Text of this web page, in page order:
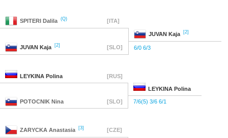
SPITERI Dalila (Q) [ITA]
JUVAN Kaja [2]
JUVAN Kaja [2] [SLO] 6/0 6/3
LEYKINA Polina [RUS]
LEYKINA Polina
POTOCNIK Nina [SLO] 7/6(5) 3/6 6/1
ZARYCKA Anastasia [3] [CZE]